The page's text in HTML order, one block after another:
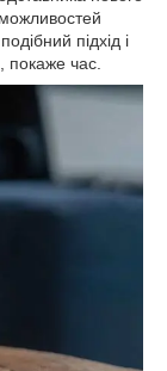
підхід і
покаже час.